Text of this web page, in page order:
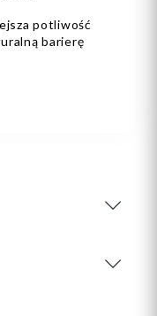
potliwość
barierę